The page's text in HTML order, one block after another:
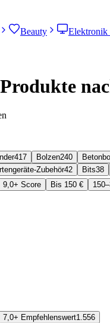
Beauty Elektronik
417 Bolzen240
Zubehör42 Bits38
9,0+ Score Bis 150 €
7,0+ Empfehlenswert1.556